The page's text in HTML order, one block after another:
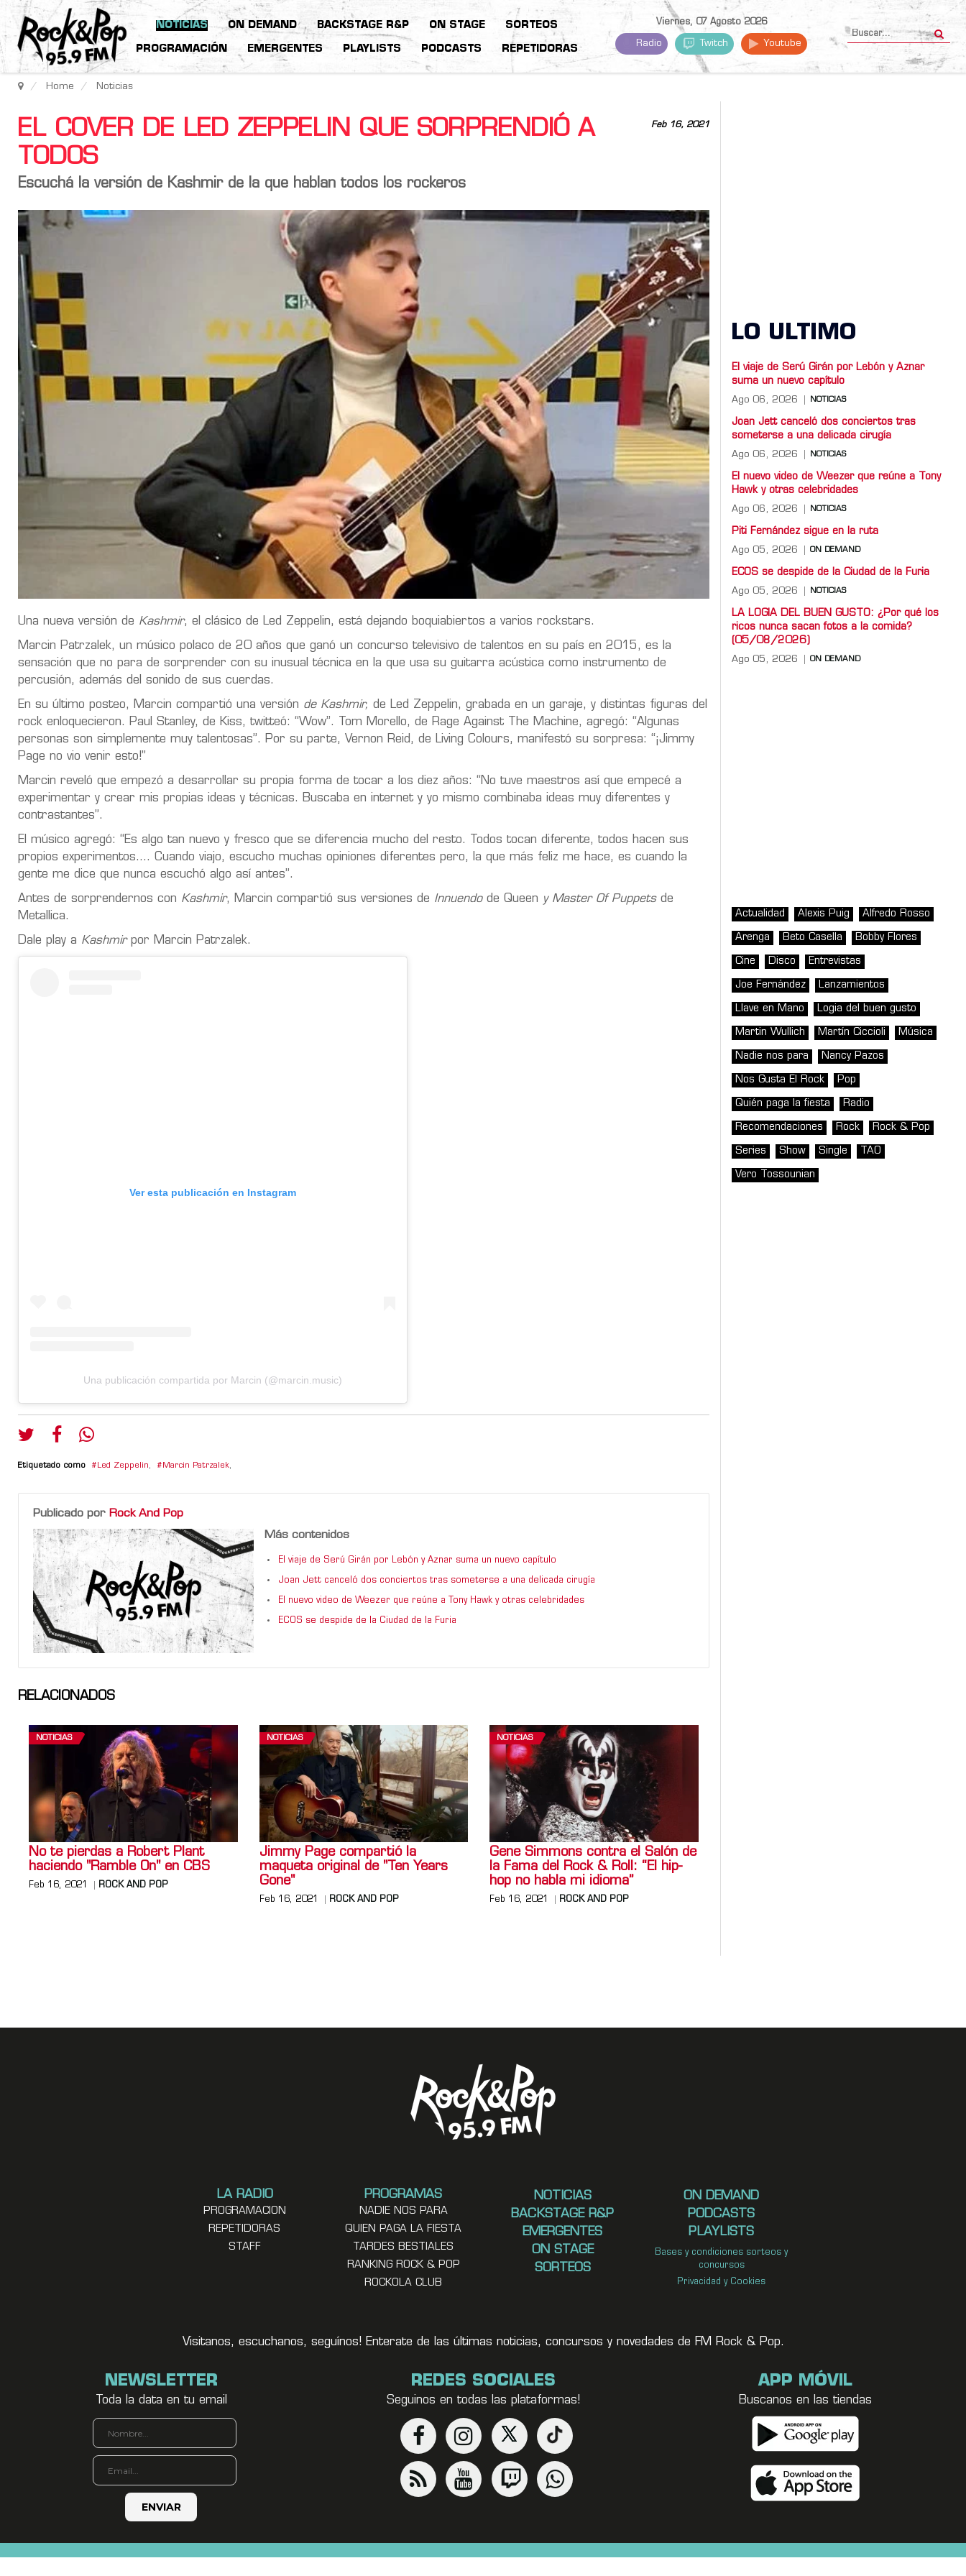
NOTICIAS ON DEMAND BACKSTAGE R&P ON STAGE SORTEOS
PROGRAMACIÓN EMERGENTES PLAYLISTS PODCASTS REPETIDORAS
Viernes, 07 Agosto 2026
Radio Twitch Youtube
Home Noticias
Feb 16, 2021
EL COVER DE LED ZEPPELIN QUE SORPRENDIÓ A
TODOS
Escuchá la versión de Kashmir de la que hablan todos los rockeros
Una nueva versión de Kashmir, el clásico de Led Zeppelin, está dejando boquiabiertos a varios rockstars.
Marcin Patrzalek, un músico polaco de 20 años que ganó un concurso televisivo de talentos en su país en 2015, es la
sensación que no para de sorprender con su inusual técnica en la que usa su guitarra acústica como instrumento de
percusión, además del sonido de sus cuerdas.
En su último posteo, Marcin compartió una versión de Kashmir, de Led Zeppelin, grabada en un garaje, y distintas figuras del
rock enloquecieron. Paul Stanley, de Kiss, twitteó: “Wow”. Tom Morello, de Rage Against The Machine, agregó: “Algunas
personas son simplemente muy talentosas”. Por su parte, Vernon Reid, de Living Colours, manifestó su sorpresa: “¡Jimmy
Page no vio venir esto!”
Marcin reveló que empezó a desarrollar su propia forma de tocar a los diez años: “No tuve maestros así que empecé a
experimentar y crear mis propias ideas y técnicas. Buscaba en internet y yo mismo combinaba ideas muy diferentes y
contrastantes”.
El músico agregó: “Es algo tan nuevo y fresco que se diferencia mucho del resto. Todos tocan diferente, todos hacen sus
propios experimentos…. Cuando viajo, escucho muchas opiniones diferentes pero, la que más feliz me hace, es cuando la
gente me dice que nunca escuchó algo así antes”.
Antes de sorprendernos con Kashmir, Marcin compartió sus versiones de Innuendode Queen y Master Of Puppetsde
Metallica.
Dale play a Kashmirpor Marcin Patrzalek.
Ver esta publicación en Instagram
Una publicación compartida por Marcin (@marcin.music)
Etiquetado como Led Zeppelin, Marcin Patrzalek,
Publicado por Rock And Pop
Más contenidos
El viaje de Serú Girán por Lebón y Aznar suma un nuevo capítulo
Joan Jett canceló dos conciertos tras someterse a una delicada cirugía
El nuevo video de Weezer que reúne a Tony Hawk y otras celebridades
ECOS se despide de la Ciudad de la Furia
RELACIONADOS
NOTICIAS
No te pierdas a Robert Plant
haciendo "Ramble On" en CBS
Feb 16, 2021 ROCK AND POP
NOTICIAS
Jimmy Page compartió la
maqueta original de "Ten Years
Gone"
Feb 16, 2021 ROCK AND POP
NOTICIAS
Gene Simmons contra el Salón de
la Fama del Rock & Roll: “El hip-
hop no habla mi idioma”
Feb 16, 2021 ROCK AND POP
LO ULTIMO
El viaje de Serú Girán por Lebón y Aznar
suma un nuevo capítulo
Ago 06, 2026 NOTICIAS
Joan Jett canceló dos conciertos tras
someterse a una delicada cirugía
Ago 06, 2026 NOTICIAS
El nuevo video de Weezer que reúne a Tony
Hawk y otras celebridades
Ago 06, 2026 NOTICIAS
Piti Fernández sigue en la ruta
Ago 05, 2026 ON DEMAND
ECOS se despide de la Ciudad de la Furia
Ago 05, 2026 NOTICIAS
LA LOGIA DEL BUEN GUSTO: ¿Por qué los
ricos nunca sacan fotos a la comida?
(05/08/2026)
Ago 05, 2026 ON DEMAND
Actualidad Alexis Puig Alfredo Rosso
Arenga Beto Casella Bobby Flores
Cine Disco Entrevistas
Joe Fernández Lanzamientos
Llave en Mano Logia del buen gusto
Martin Wullich Martín Ciccioli Música
Nadie nos para Nancy Pazos
Nos Gusta El Rock Pop
Quién paga la fiesta Radio
Recomendaciones Rock Rock & Pop
Series Show Single TAO
Vero Tossounian
LA RADIO
PROGRAMACION
REPETIDORAS
STAFF
PROGRAMAS
NADIE NOS PARA
QUIEN PAGA LA FIESTA
TARDES BESTIALES
RANKING ROCK & POP
ROCKOLA CLUB
NOTICIAS
BACKSTAGE R&P
EMERGENTES
ON STAGE
SORTEOS
ON DEMAND
PODCASTS
PLAYLISTS
Bases y condiciones sorteos y
concursos
Privacidad y Cookies
Visitanos, escuchanos, seguínos! Enterate de las últimas noticias, concursos y novedades de FM Rock & Pop.
NEWSLETTER
Toda la data en tu email
REDES SOCIALES
Seguinos en todas las plataformas!
APP MÓVIL
Buscanos en las tiendas